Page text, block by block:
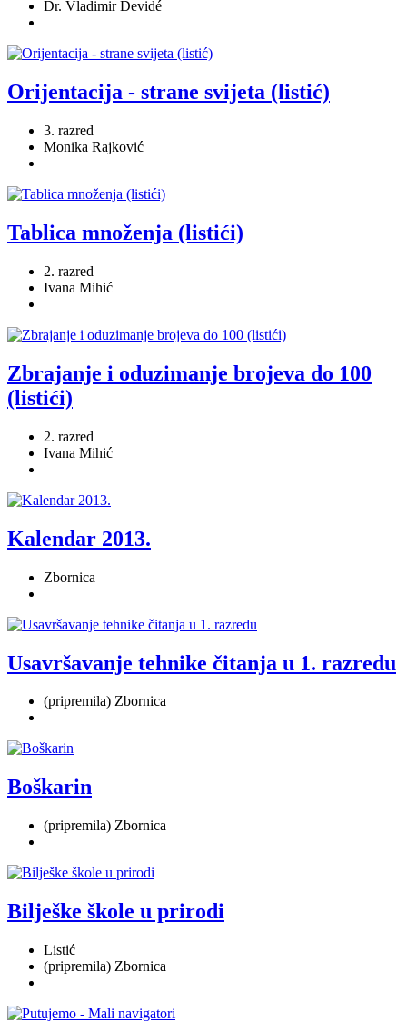
Dr. Vladimir Devidé
Orijentacija - strane svijeta (listić)
3. razred
Monika Rajković
Tablica množenja (listići)
2. razred
Ivana Mihić
Zbrajanje i oduzimanje brojeva do 100
(listići)
2. razred
Ivana Mihić
Kalendar 2013.
Zbornica
Usavršavanje tehnike čitanja u 1. razredu
(pripremila) Zbornica
Boškarin
(pripremila) Zbornica
Bilješke škole u prirodi
Listić
(pripremila) Zbornica